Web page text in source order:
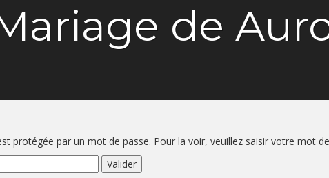
de
protégée par un mot de passe. Pour la voir, veuillez saisir votre mot